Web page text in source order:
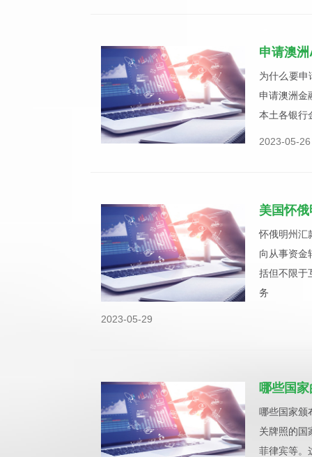
申请澳
为什么要
申请澳洲金
本土各银行
2023-05-26
美国怀
怀俄明州汇
向从事资金
括但不限于
务
2023-05-29
哪些国
哪些国家颁
关牌照的国
菲律宾等。